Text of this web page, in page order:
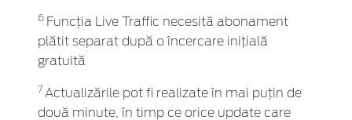
6 Funcția Live Traffic necesită abonament
plătit separat după o încercare inițială
gratuită
7 Actualizările pot fi realizate în mai puțin de
două minute, în timp ce orice update care